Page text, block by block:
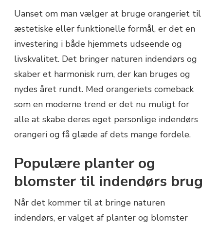
Uanset om man vælger at bruge orangeriet til
æstetiske eller funktionelle formål, er det en
investering i både hjemmets udseende og
livskvalitet. Det bringer naturen indendørs og
skaber et harmonisk rum, der kan bruges og
nydes året rundt. Med orangeriets comeback
som en moderne trend er det nu muligt for
alle at skabe deres eget personlige indendørs
orangeri og få glæde af dets mange fordele.
Populære planter og
blomster til indendørs brug
Når det kommer til at bringe naturen
indendørs, er valget af planter og blomster